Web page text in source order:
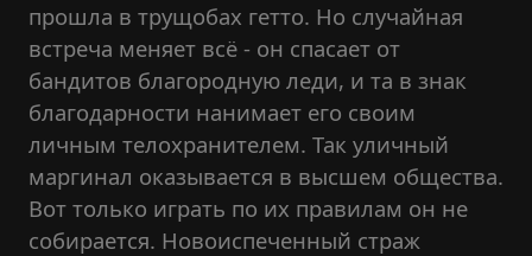
прошла в трущобах гетто. Но случайная
встреча меняет всё - он спасает от
бандитов благородную леди, и та в знак
благодарности нанимает его своим
личным телохранителем. Так уличный
маргинал оказывается в высшем общества.
Вот только играть по их правилам он не
собирается. Новоиспеченный страж